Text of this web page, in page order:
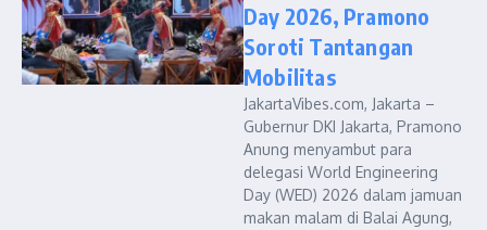
Day 2026, Pramono
Soroti Tantangan
Mobilitas
JakartaVibes.com, Jakarta –
Gubernur DKI Jakarta, Pramono
Anung menyambut para
delegasi World Engineering
Day (WED) 2026 dalam jamuan
makan malam di Balai Agung,